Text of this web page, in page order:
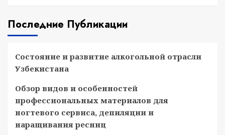
Последние Публикации
Состояние и развитие алкогольной отрасли
Узбекистана
Обзор видов и особенностей
профессиональных материалов для
ногтевого сервиса, депиляции и
наращивания ресниц